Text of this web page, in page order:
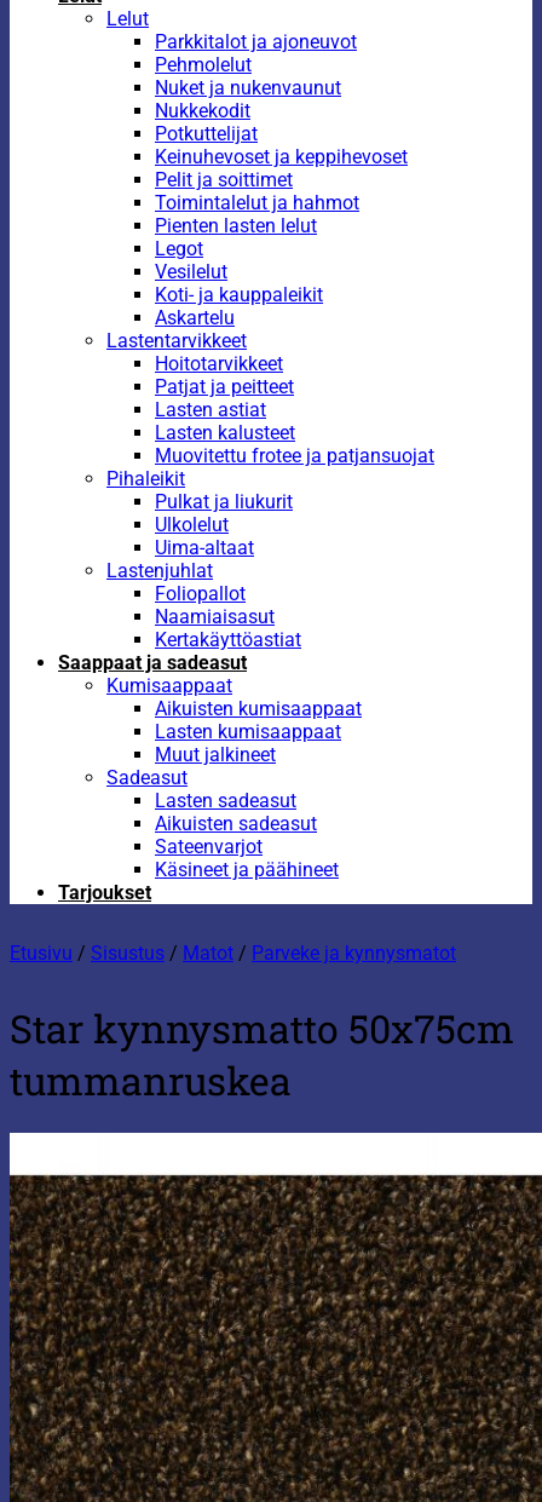
Lelut
Parkkitalot ja ajoneuvot
Pehmolelut
Nuket ja nukenvaunut
Nukkekodit
Potkuttelijat
Keinuhevoset ja keppihevoset
Pelit ja soittimet
Toimintalelut ja hahmot
Pienten lasten lelut
Legot
Vesilelut
Koti- ja kauppaleikit
Askartelu
Lastentarvikkeet
Hoitotarvikkeet
Patjat ja peitteet
Lasten astiat
Lasten kalusteet
Muovitettu frotee ja patjansuojat
Pihaleikit
Pulkat ja liukurit
Ulkolelut
Uima-altaat
Lastenjuhlat
Foliopallot
Naamiaisasut
Kertakäyttöastiat
Saappaat ja sadeasut
Kumisaappaat
Aikuisten kumisaappaat
Lasten kumisaappaat
Muut jalkineet
Sadeasut
Lasten sadeasut
Aikuisten sadeasut
Sateenvarjot
Käsineet ja päähineet
Tarjoukset
Etusivu / Sisustus / Matot / Parveke ja kynnysmatot
Star kynnysmatto 50x75cm
tummanruskea